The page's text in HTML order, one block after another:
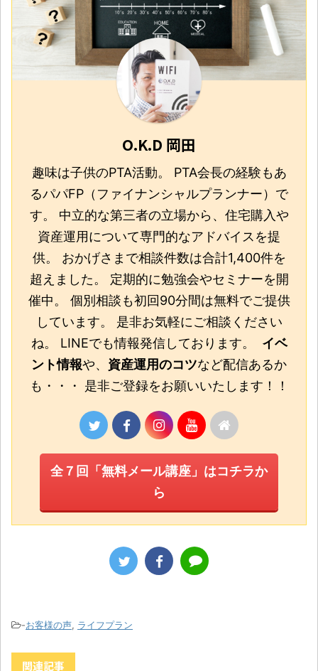
O.K.D 岡田
趣味は子供のPTA活動。 PTA会長の経験もあ
るパパFP（ファイナンシャルプランナー）で
す。 中立的な第三者の立場から、住宅購入や
資産運用について専門的なアドバイスを提
供。 おかげさまで相談件数は合計1,400件を
超えました。 定期的に勉強会やセミナーを開
催中。 個別相談も初回90分間は無料でご提供
しています。 是非お気軽にご相談ください
ね。 LINEでも情報発信しております。 イベ
ント情報や、 資産運用のコツなど配信あるか
も・・・ 是非ご登録をお願いいたします！！
全７回「無料メール講座」はコチラか
ら
-お客様の声, ライフプラン
関連記事